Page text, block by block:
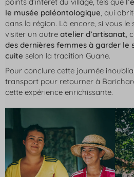
le musée paléontologique, qui
dans la région. Là encore, si vous le
visiter un autre atelier d’artisanat,
des dernières femmes à garder le
cuite selon la tradition Guane.
Pour conclure cette journée
transport pour retourner à
cette expérience enrichissante.